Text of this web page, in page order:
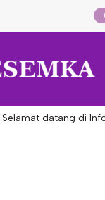
Selamat datang di